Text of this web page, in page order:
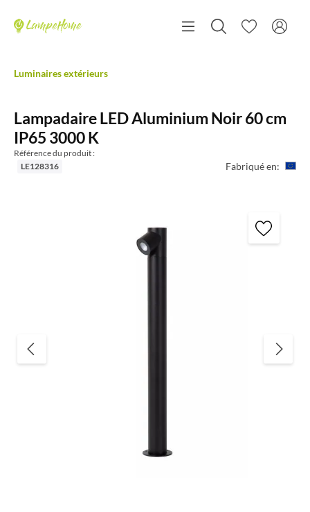
Luminaires extérieurs
Lampadaire LED Aluminium Noir 60 cm
IP65 3000 K
Référence du produit :
LE128316
Fabriqué en: